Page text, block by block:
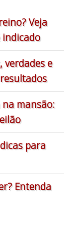
Veja
verdades e
na mansão:
para
Entenda